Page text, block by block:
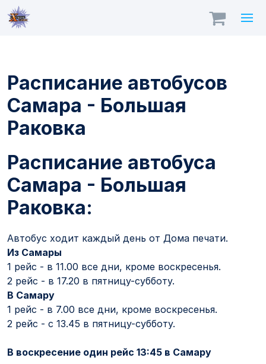
Расписание автобусов
Самара - Большая
Раковка
Расписание автобуса
Самара - Большая
Раковка:
Автобус ходит каждый день от Дома печати.
Из Самары
1 рейс - в 11.00 все дни, кроме воскресенья.
2 рейс - в 17.20 в пятницу-субботу.
В Самару
1 рейс - в 7.00 все дни, кроме воскресенья.
2 рейс - с 13.45 в пятницу-субботу.
В воскресение один рейс 13:45 в Самару